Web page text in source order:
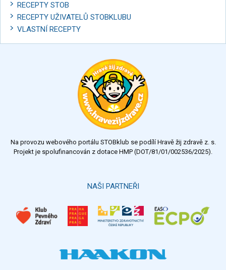
RECEPTY STOB
RECEPTY UŽIVATELŮ STOBKLUBU
VLASTNÍ RECEPTY
Na provozu webového portálu STOBklub se podílí Hravě žij zdravě z. s.
Projekt je spolufinancován z dotace HMP (DOT/81/01/002536/2025).
NAŠI PARTNEŘI